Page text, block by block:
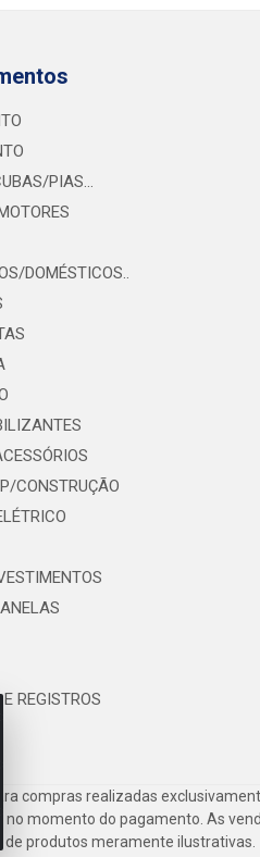
PIAS...
DOMÉSTICOS..
CONSTRUÇÃO
REGISTROS
compras realizadas
momento do pagamento. As
de produtos meramente ilustrativas.